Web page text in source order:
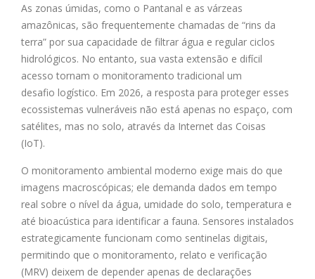
As zonas úmidas, como o Pantanal e as várzeas
amazônicas, são frequentemente chamadas de “rins da
terra” por sua capacidade de filtrar água e regular ciclos
hidrológicos. No entanto, sua vasta extensão e difícil
acesso tornam o monitoramento tradicional um
desafio logístico. Em 2026, a resposta para proteger esses
ecossistemas vulneráveis não está apenas no espaço, com
satélites, mas no solo, através da Internet das Coisas
(IoT).
O monitoramento ambiental moderno exige mais do que
imagens macroscópicas; ele demanda dados em tempo
real sobre o nível da água, umidade do solo, temperatura e
até bioacústica para identificar a fauna. Sensores instalados
estrategicamente funcionam como sentinelas digitais,
permitindo que o monitoramento, relato e verificação
(MRV) deixem de depender apenas de declarações